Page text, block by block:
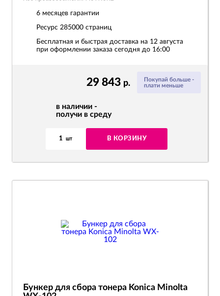
Покупай больше -
плати меньше
29 843 р.
в наличии -
получи в среду
1 шт В КОРЗИНУ
6 месяцев гарантии
Ресурс 285000 страниц
Бесплатная и быстрая доставка на 12 августа
при оформлении заказа сегодня до 16:00
Бункер для сбора тонера Konica Minolta